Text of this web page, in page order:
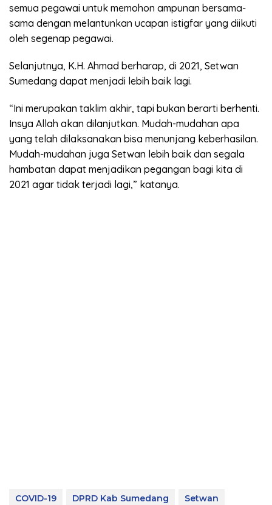
semua pegawai untuk memohon ampunan bersama-
sama dengan melantunkan ucapan istigfar yang diikuti
oleh segenap pegawai.
Selanjutnya, K.H. Ahmad berharap, di 2021, Setwan
Sumedang dapat menjadi lebih baik lagi.
“Ini merupakan taklim akhir, tapi bukan berarti berhenti.
Insya Allah akan dilanjutkan. Mudah-mudahan apa
yang telah dilaksanakan bisa menunjang keberhasilan.
Mudah-mudahan juga Setwan lebih baik dan segala
hambatan dapat menjadikan pegangan bagi kita di
2021 agar tidak terjadi lagi,” katanya.
COVID-19 DPRD Kab Sumedang
Setwan